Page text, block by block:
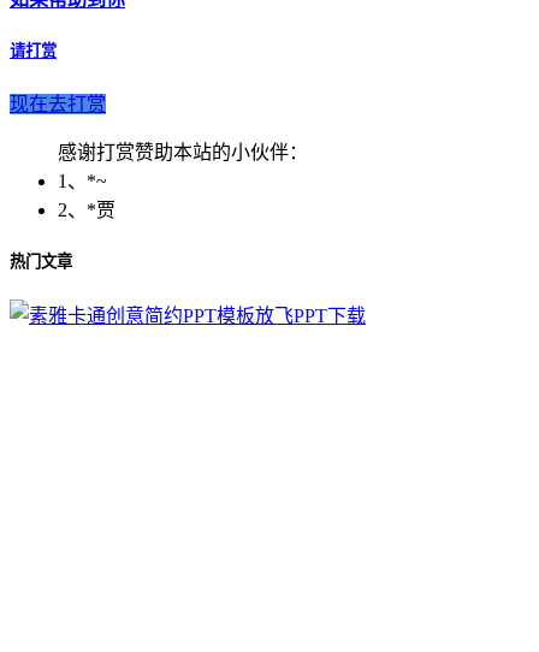
请打赏
现在去打赏
感谢打赏赞助本站的小伙伴：
1、*~
2、*贾
热门文章